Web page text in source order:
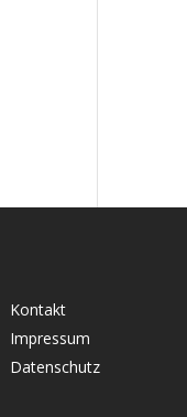
Kontakt
Impressum
Datenschutz